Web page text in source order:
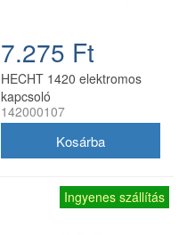
7.275 Ft
HECHT 1420 elektromos
kapcsoló
gyepszellőztetőhöz
142000107
Ingyenes szállítás